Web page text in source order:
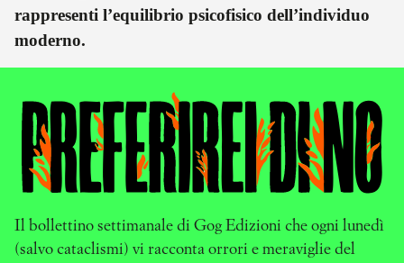
rappresenti l’equilibrio psicofisico dell’individuo
moderno.
Il bollettino settimanale di Gog Edizioni che ogni lunedì
(salvo cataclismi) vi racconta orrori e meraviglie del